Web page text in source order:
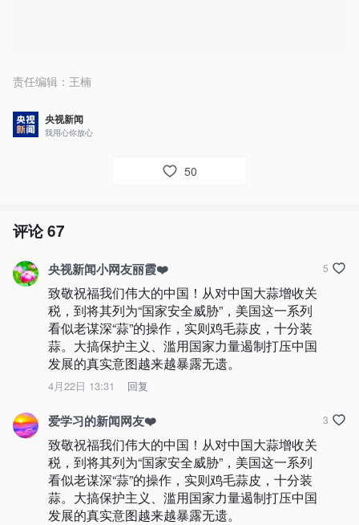
责任编辑： 王楠
央视新闻
我用心你放心
50
评论67
央视新闻小网友丽霞❤️
致敬祝福我们伟大的中国！从对中国大蒜增收关
税，到将其列为“国家安全威胁”，美国这一系列
看似老谋深“蒜”的操作，实则鸡毛蒜皮，十分装
蒜。大搞保护主义、滥用国家力量遏制打压中国
发展的真实意图越来越暴露无遗。
4月22日 13:31 回复
5
爱学习的新闻网友❤️
致敬祝福我们伟大的中国！从对中国大蒜增收关
税，到将其列为“国家安全威胁”，美国这一系列
看似老谋深“蒜”的操作，实则鸡毛蒜皮，十分装
蒜。大搞保护主义、滥用国家力量遏制打压中国
发展的真实意图越来越暴露无遗。
3